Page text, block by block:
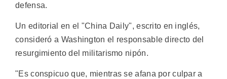
defensa.
Un editorial en el "China Daily", escrito en inglés,
consideró a Washington el responsable directo del
resurgimiento del militarismo nipón.
"Es conspicuo que, mientras se afana por culpar a